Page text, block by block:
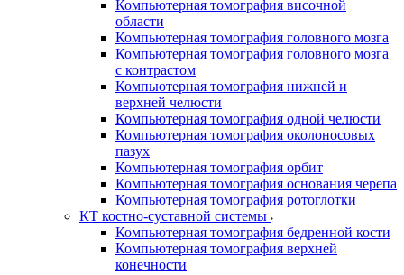
Компьютерная томография височной
области
Компьютерная томография головного мозга
Компьютерная томография головного мозга
с контрастом
Компьютерная томография нижней и
верхней челюсти
Компьютерная томография одной челюсти
Компьютерная томография околоносовых
пазух
Компьютерная томография орбит
Компьютерная томография основания черепа
Компьютерная томография ротоглотки
КТ костно-суставной системы
Компьютерная томография бедренной кости
Компьютерная томография верхней
конечности